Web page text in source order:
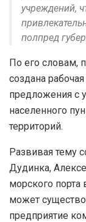
учреждений,
полпред
По его словам,
создана
предложения с
населенного
территорий.
Развивая тему
Дудинка,
морского порта
может
предприятие